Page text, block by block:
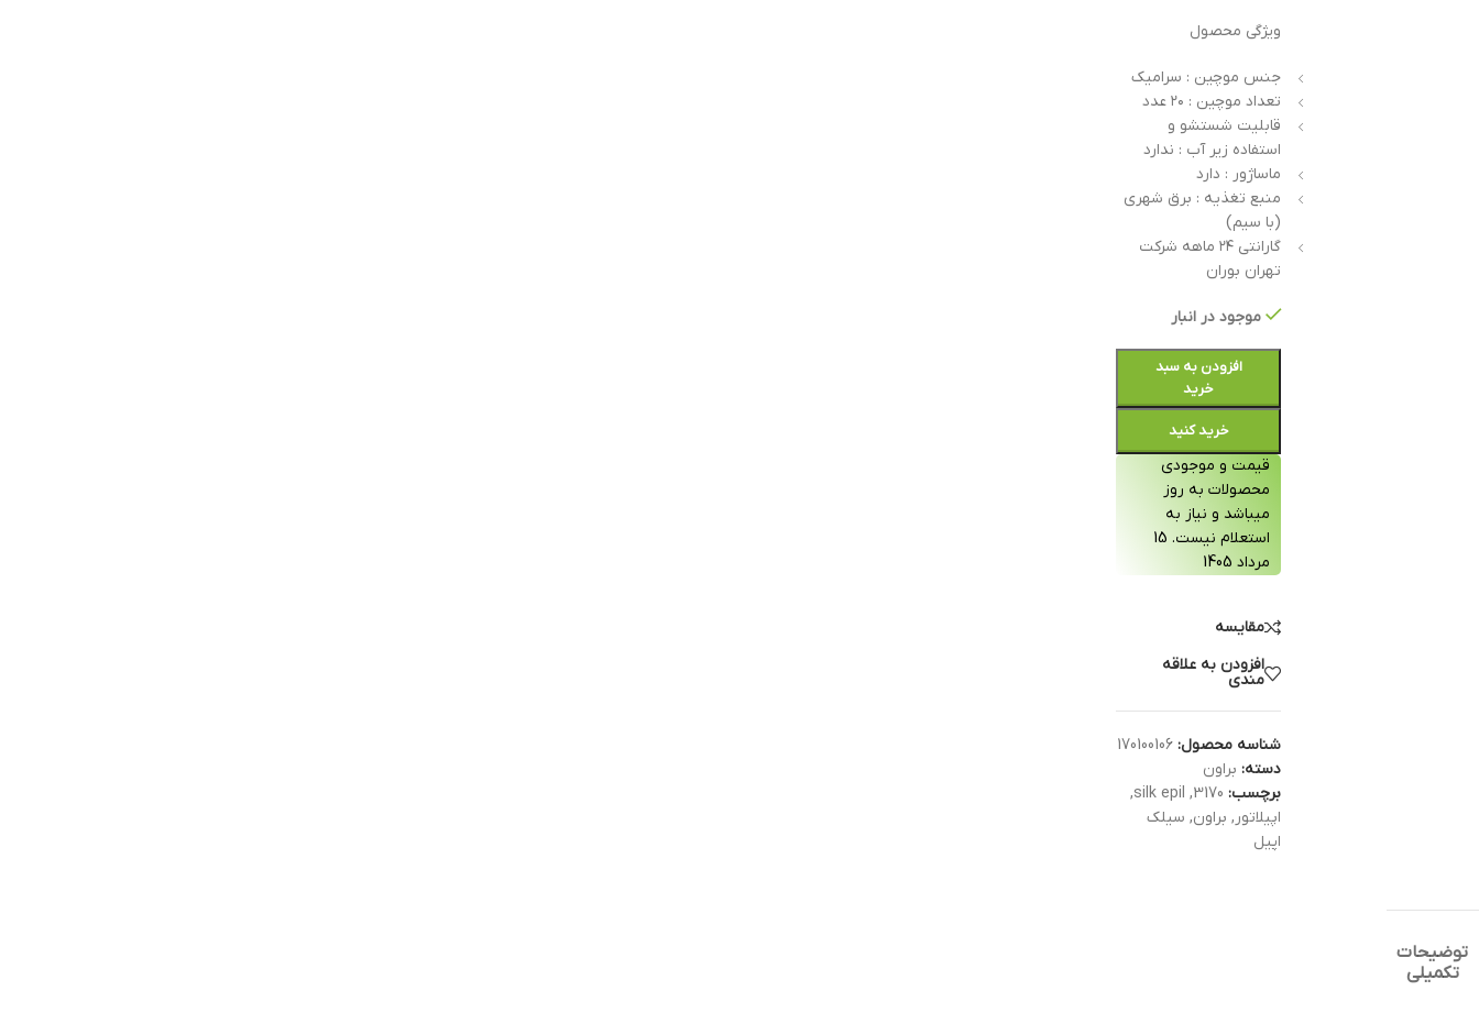
ویژگی محصول
جنس موچین : سرامیک
تعداد موچین : ۲۰ عدد
قابلیت شستشو و
استفاده زیر آب : ندارد
ماساژور : دارد
منبع تغذیه : برق شهری
(با سیم)
گارانتی ۲۴ ماهه شرکت
تهران بوران
موجود در انبار
افزودن به سبد
خرید
خرید کنید
قیمت و موجودی
محصولات به روز
میباشد و نیاز به
استعلام نیست. 15
مرداد 1405
مقایسه
افزودن به علاقه
مندی
شناسه محصول: 170100106
دسته: براون
برچسب: 3170
,
silk epil
,
اپیلاتور, براون, سیلک
اپیل
توضیحات
تکمیلی